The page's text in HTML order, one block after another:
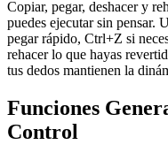
Copiar, pegar, deshacer y
puedes ejecutar sin pensar.
pegar rápido, Ctrl+Z si
rehacer lo que hayas
tus dedos mantienen la
Funciones
Control